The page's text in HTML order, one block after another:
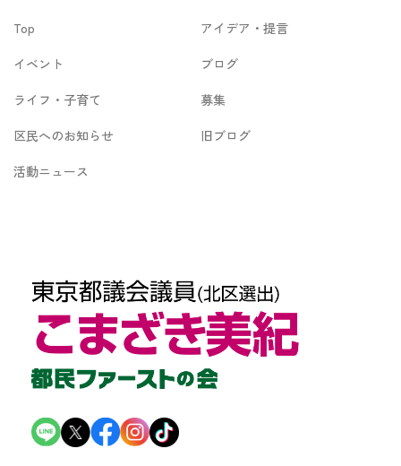
ブ
Top
アイデア・提言
イベント
ブログ
ライフ・子育て
募集
区民へのお知らせ
旧ブログ
活動ニュース